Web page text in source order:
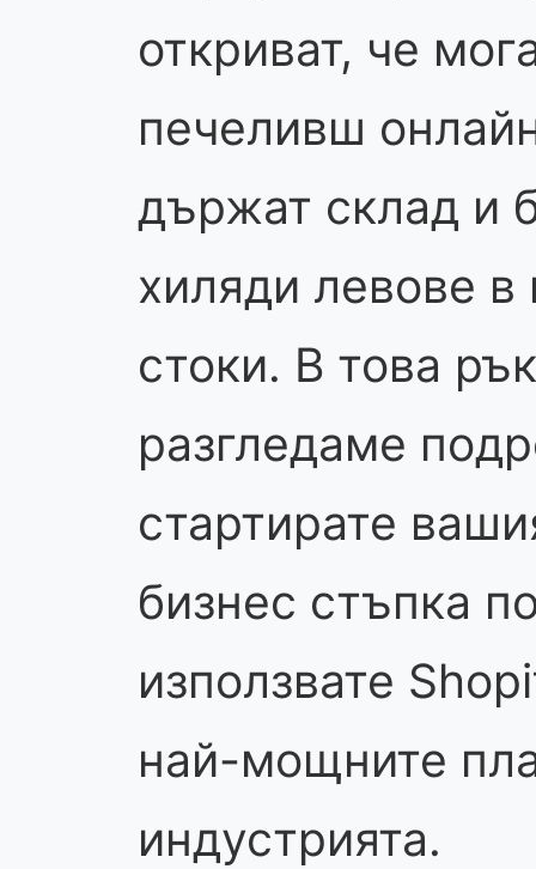
откриват, че
печеливш
държат склад и
хиляди левове
стоки. В това
разгледаме
стартирате
бизнес стъпка
използвате
най-мощните
индустрията.